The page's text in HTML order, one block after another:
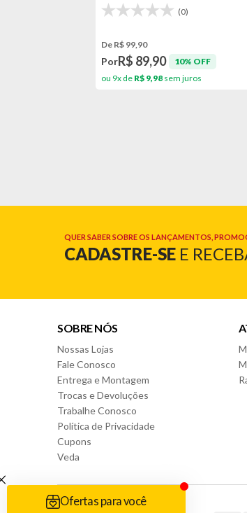
(0)
De R$ 99,90
PorR$ 89,90
10% OFF
ou 9x de R$ 9,98 sem juros
QUER SABER SOBRE OS LANÇAMENTOS,
CADASTRE-SE E
SOBRE NÓS
Nossas Lojas
Fale Conosco
Entrega e Montagem
Trocas e Devoluções
Trabalhe Conosco
Política de Privacidade
Cupons
Veda